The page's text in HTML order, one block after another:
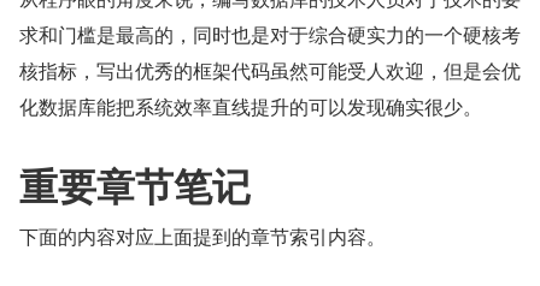
求和门槛是最高的，同时也是对于综合硬实力的一个硬核考
核指标，写出优秀的框架代码虽然可能受人欢迎，但是会优
化数据库能把系统效率直线提升的可以发现确实很少。
重要章节笔记
下面的内容对应上面提到的章节索引内容。